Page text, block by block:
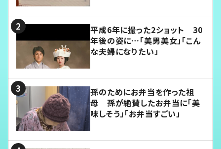
平成6年に撮った2ショット 30
年後の姿に…「美男美女」「こん
な夫婦になりたい」
孫のためにお弁当を作った祖
母 孫が絶賛したお弁当に「美
味しそう」「お弁当すごい」